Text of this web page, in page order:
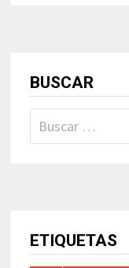
BUSCAR
Buscar:
ETIQUETAS